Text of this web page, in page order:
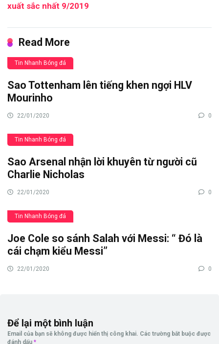
xuất sắc nhất 9/2019
Read More
Tin Nhanh Bóng đá
Sao Tottenham lên tiếng khen ngợi HLV
Mourinho
22/01/2020 0
Tin Nhanh Bóng đá
Sao Arsenal nhận lời khuyên từ người cũ
Charlie Nicholas
22/01/2020 0
Tin Nhanh Bóng đá
Joe Cole so sánh Salah với Messi: “ Đó là
cái chạm kiểu Messi”
22/01/2020 0
Để lại một bình luận
Email của bạn sẽ không được hiển thị công khai. Các trường bắt buộc được
đánh dấu *